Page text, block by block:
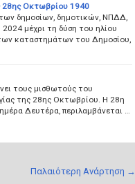
Οκτωβρίου 1940
δημοσίων, δημοτικών, ΝΠΔΔ,
μέχρι τη δύση του ηλίου
καταστημάτων του Δημοσίου,
τους μισθωτούς του
της 28ης Οκτωβρίου. Η 28η
Δευτέρα, περιλαμβάνεται …
Παλαιότερη Ανάρτηση →